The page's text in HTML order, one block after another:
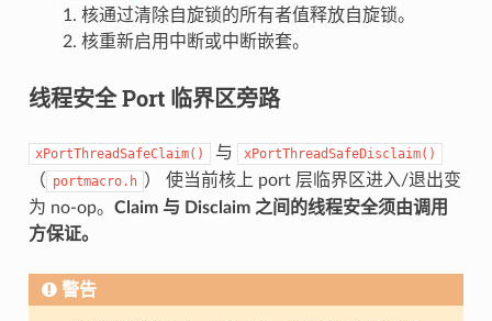
核通过清除自旋锁的所有者值释放自旋锁。
核重新启用中断或中断嵌套。
线程安全 Port 临界区旁路
xPortThreadSafeClaim() 与 xPortThreadSafeDisclaim()
（ portmacro.h ） 使当前核上 port 层临界区进入/退出变
为 no-op。 Claim 与 Disclaim 之间的线程安全须由调用
方保证。
警告